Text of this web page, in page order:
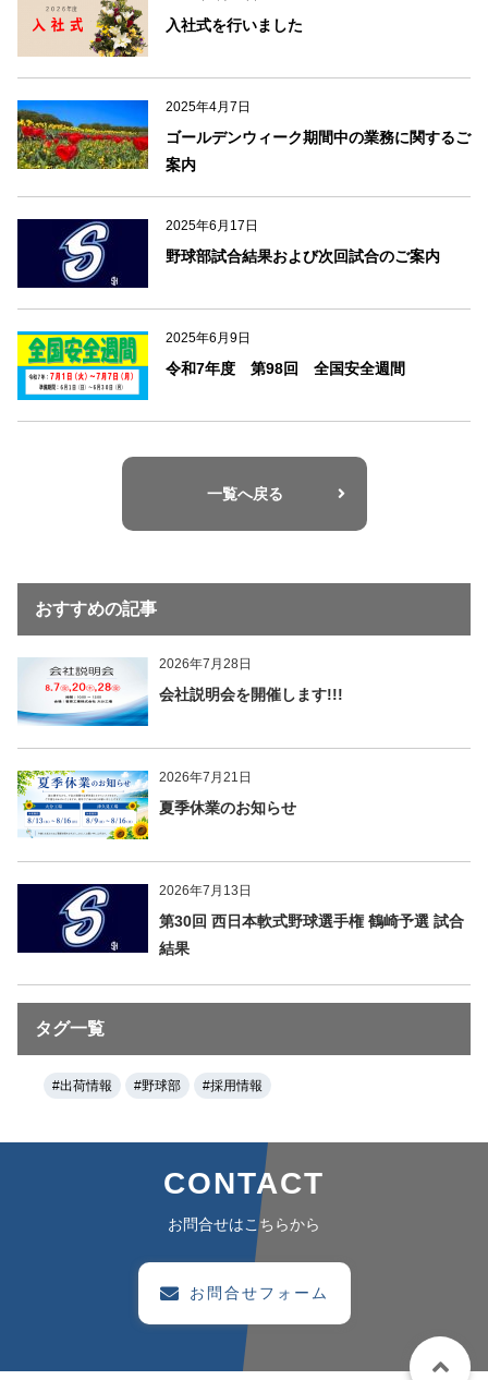
o
o
k
入社式を行いました
2025年4月7日
ゴールデンウィーク期間中の業務に関するご
案内
2025年6月17日
野球部試合結果および次回試合のご案内
2025年6月9日
令和7年度 第98回 全国安全週間
一覧へ戻る
おすすめの記事
2026年7月28日
会社説明会を開催します!!!
2026年7月21日
夏季休業のお知らせ
2026年7月13日
第30回 西日本軟式野球選手権 鶴崎予選 試合
結果
タグ一覧
#出荷情報 #野球部 #採用情報
CONTACT
お問合せはこちらから
お問合せフォーム